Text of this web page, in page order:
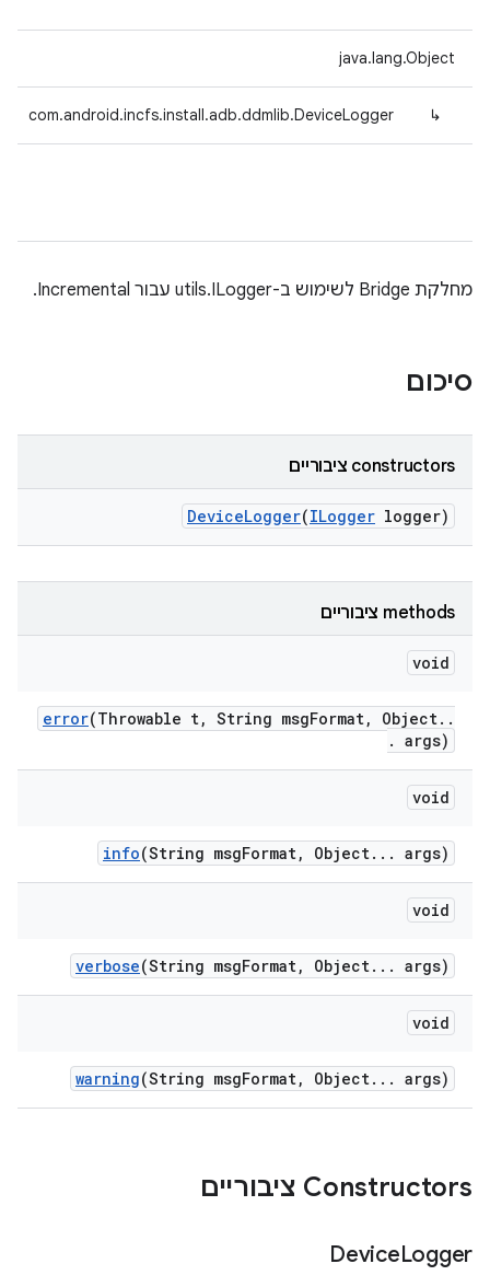
java.lang.Object
↳
com.android.incfs.install.adb.ddmlib.DeviceLogger
מחלקת Bridge לשימוש ב-utils.ILogger עבור Incremental.
סיכום
‫constructors ציבוריים
DeviceLogger(ILogger logger)
‫methods ציבוריים
void
error(Throwable t, String msgFormat, Object. .
. args)
void
info(String msgFormat, Object. . . args)
void
verbose(String msgFormat, Object. . . args)
void
warning(String msgFormat, Object. . . args)
Constructors ציבוריים
DeviceLogger